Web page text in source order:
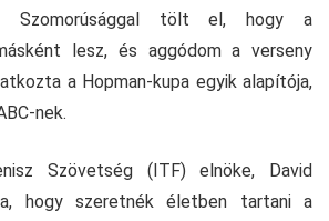
Szomorúsággal tölt el, hogy a
lesz, és aggódom a verseny
a Hopman-kupa egyik alapítója,
nek.
Szövetség (ITF) elnöke, David
hogy szeretnék életben tartani a